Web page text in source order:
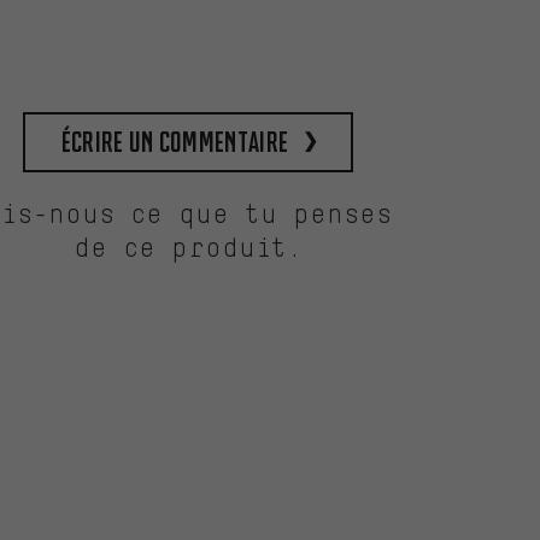
Écrire un commentaire
nous ce que tu penses
de ce produit.